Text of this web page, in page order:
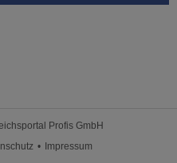
Profis GmbH
Impressum